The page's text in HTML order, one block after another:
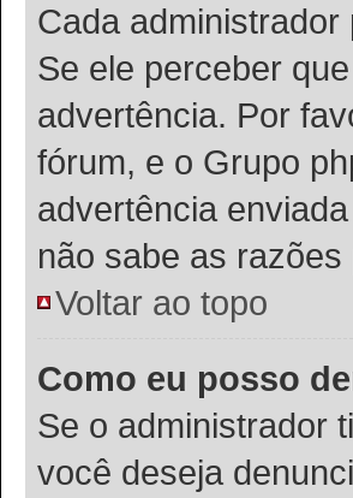
Cada
Se ele perceber
advertência. Por
fórum, e o Grupo
advertência
não sabe as
Voltar ao topo
Como eu posso
Se o administrador
você deseja